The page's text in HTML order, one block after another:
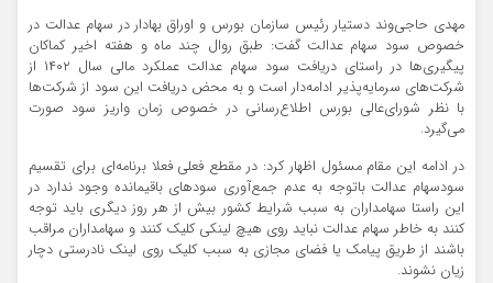
مهدی حاجی‌وند دستیار رئیس سازمان بورس و اوراق بهادار در سهام عدالت در
خصوص سود سهام عدالت گفت: طبق روال چند ماه و هفته اخیر کماکان
پیگیری‌ها در راستای دریافت سود سهام عدالت عملکرد مالی سال ۱۴۰۲ از
شرکت‌های سرمایه‌پذیر ادامه‌دار است و به محض دریافت این سود از شرکت‌ها
با نظر شورای‌عالی بورس اطلاع‌رسانی در خصوص زمان واریز سود صورت
می‌گیرد.
در ادامه این مقام مسئول اظهار کرد: در مقطع فعلی فعلا برنامه‌ای برای تقسیم
سودسهام عدالت باتوجه به عدم جمع‌آوری سودهای باقیمانده وجود ندارد در
این راستا سهامداران به سبب شرایط کشور بیش از هر روز دیگری باید توجه
کنند به خاطر سهام عدالت نباید روی هیچ لینکی کلیک کنند و سهامداران مراقب
باشند از طریق پیامک یا فضای مجازی به سبب کلیک روی لینک نادرستی دچار
زیان نشوند.